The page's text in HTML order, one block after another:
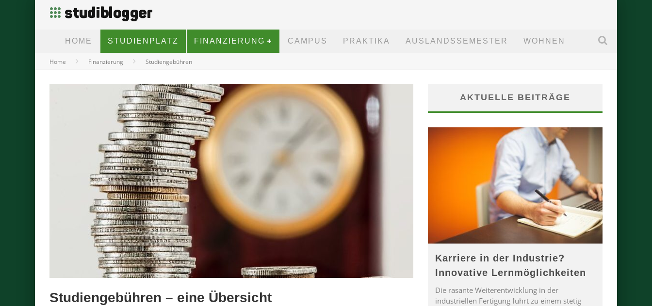
HOME STUDIENPLATZ FINANZIERUNG CAMPUS PRAKTIKA AUSLANDSSEMESTER WOHNEN
Home Finanzierung Studiengebühren
Studiengebühren – eine Übersicht
AKTUELLE BEITRÄGE
Karriere in der Industrie?
Innovative Lernmöglichkeiten
Die rasante Weiterentwicklung in der
industriellen Fertigung führt zu einem stetig